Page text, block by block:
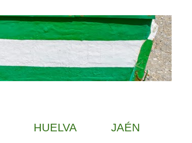
HUELVA
JAÉN